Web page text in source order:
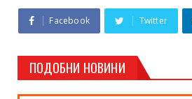
Facebook Twitter
ПОДОБНИ НОВИНИ